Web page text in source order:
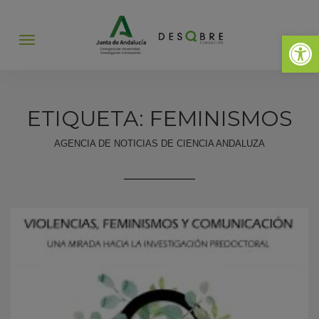
Abrir
Abrir
ETIQUETA: FEMINISMOS
AGENCIA DE NOTICIAS DE CIENCIA ANDALUZA